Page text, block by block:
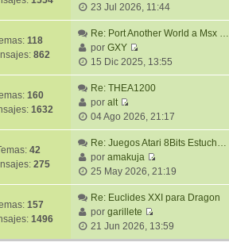
s
a
j
o
m
e
s
a
j
l
t
i
o
m
e
s
j
e
V
e
r
t
i
o
m
e
n
s
j
e
23 Jul 2026, 11:44
118
862
Re: Port Another World a Msx …
porGXY
V
e
r
l
t
i
m
o
m
e
n
s
a
15 Dic 2025, 13:55
160
1632
Re: THEA1200
poralt
V
e
r
ú
l
t
i
m
o
m
04 Ago 2026, 21:17
42
275
Re: Juegos Atari 8Bits Estuch…
poramakuja
V
e
r
l
t
25 May 2026, 21:19
157
1496
Re: Euclides XXI para Dragon
porgarillete
V
e
21 Jun 2026, 13:59